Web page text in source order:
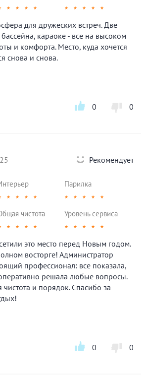
★ ★ ★ ★ ★ ★ ★ ★ ★
для дружеских встреч. Две
караоке - все на высоком
и комфорта. Место, куда хочется
снова и снова.
0 0
Рекомендует
★ ★ ★ ★
Парилка
★ ★ ★ ★ ★
чистота
★ ★ ★ ★
Уровень сервиса
★ ★ ★ ★ ★
это место перед Новым годом.
восторге! Администратор
профессионал: все показала,
решала любые вопросы.
чистота и порядок. Спасибо за
0 0